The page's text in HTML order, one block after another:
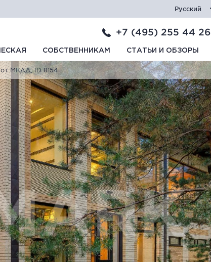
Русский
+7 (495) 255 44 26
СОБСТВЕННИКАМ СТАТЬИ И ОБЗОРЫ
МКАД, ID 8154